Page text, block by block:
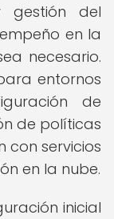
gestión del
en la
necesario.
entornos
de
de políticas
con servicios
en la nube.
inicial